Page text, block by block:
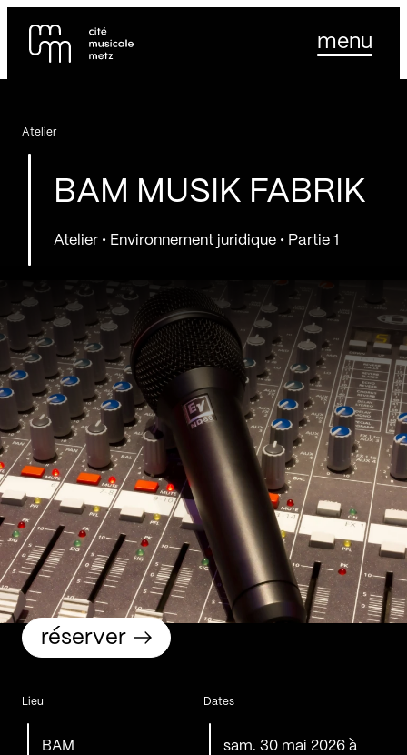
Se rendre au
Contenu principal
menu
BAM MUSIK FABRIK
Atelier • Environnement juridique • Partie 1
Atelier
Lieu
BAM
Dates
sam. 30 mai 2026 à
réserver